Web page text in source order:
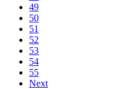
49
50
51
52
53
54
55
Next